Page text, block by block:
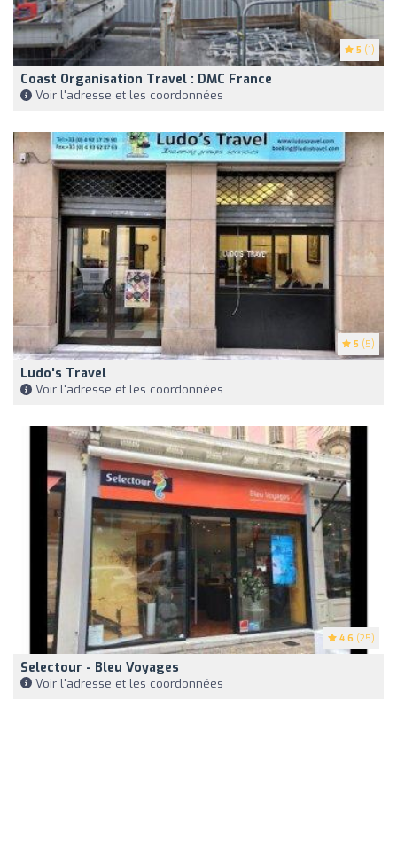
5 (1)
Coast Organisation Travel : DMC France
Voir l'adresse et les coordonnées
5 (5)
Ludo's Travel
Voir l'adresse et les coordonnées
4.6 (25)
Selectour - Bleu Voyages
Voir l'adresse et les coordonnées